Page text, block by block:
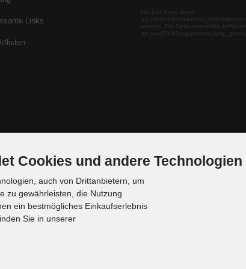
Links
Die Box kann unter
tpl_modified/boxes/
werden. Die Sprachvariablen
Cookies und andere Technologien
auch von Drittanbietern, um
zu gewährleisten, die Nutzung
ein bestmögliches Einkaufserlebnis
Sie in unserer